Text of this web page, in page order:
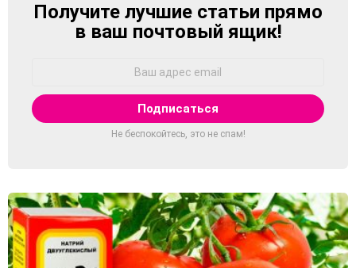
NEWSLETTER
Получите лучшие статьи прямо
в ваш почтовый ящик!
Не беспокойтесь, это не спам!